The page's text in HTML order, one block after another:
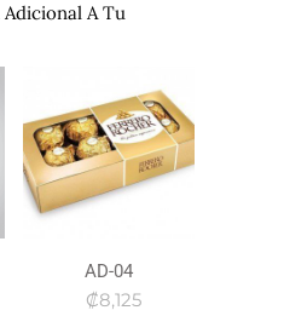
Adicional A Tu
AD-04
₡8,125